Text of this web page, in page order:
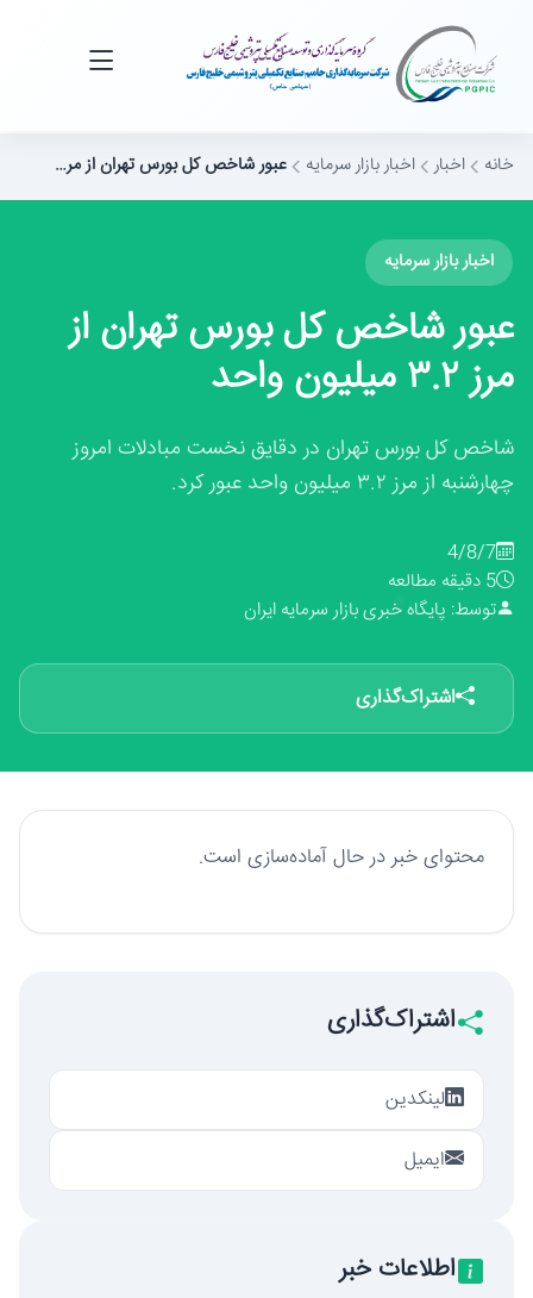
خانه اخبار اخبار بازار سرمایه عبور شاخص کل بورس تهران از مر…
اخبار بازار سرمایه
عبور شاخص کل بورس تهران از
مرز ۳.۲ میلیون واحد
شاخص کل بورس تهران در دقایق نخست مبادلات امروز
چهارشنبه از مرز ۳.۲ میلیون واحد عبور کرد.
4/8/7
5 دقیقه مطالعه
توسط: پایگاه خبری بازار سرمایه ایران
اشتراک‌گذاری
محتوای خبر در حال آماده‌سازی است.
اشتراک‌گذاری
لینکدین
ایمیل
اطلاعات خبر